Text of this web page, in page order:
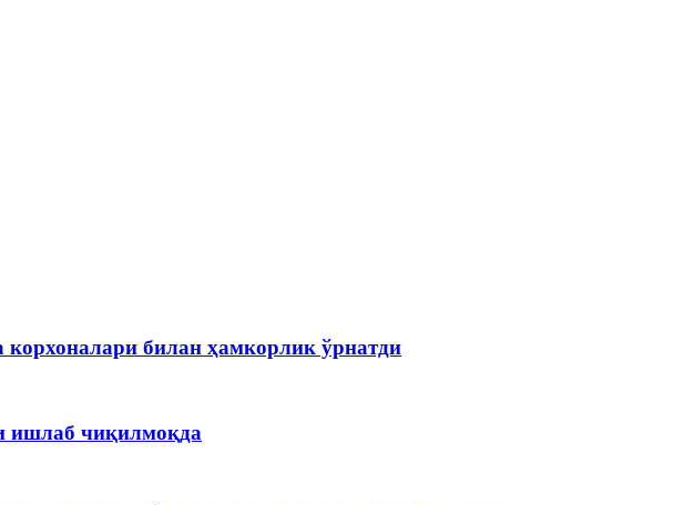
корхоналари билан ҳамкорлик ўрнатди
ишлаб чиқилмоқда